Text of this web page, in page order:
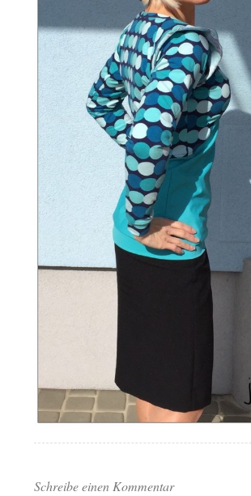
Schreibe einen Kommentar